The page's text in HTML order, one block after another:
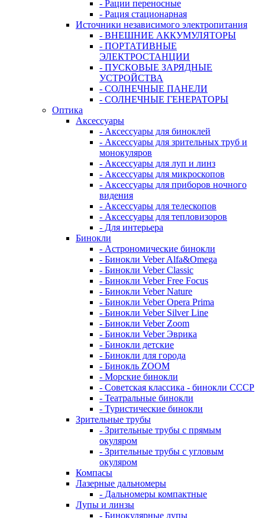
- Рации переносные
- Рация стационарная
Источники независимого электропитания
- ВНЕШНИЕ АККУМУЛЯТОРЫ
- ПОРТАТИВНЫЕ
ЭЛЕКТРОСТАНЦИИ
- ПУСКОВЫЕ ЗАРЯДНЫЕ
УСТРОЙСТВА
- СОЛНЕЧНЫЕ ПАНЕЛИ
- СОЛНЕЧНЫЕ ГЕНЕРАТОРЫ
Оптика
Аксессуары
- Аксессуары для биноклей
- Аксессуары для зрительных труб и
монокуляров
- Аксессуары для луп и линз
- Аксессуары для микроскопов
- Аксессуары для приборов ночного
видения
- Аксессуары для телескопов
- Аксессуары для тепловизоров
- Для интерьера
Бинокли
- Астрономические бинокли
- Бинокли Veber Alfa&Omega
- Бинокли Veber Classic
- Бинокли Veber Free Focus
- Бинокли Veber Nature
- Бинокли Veber Opera Prima
- Бинокли Veber Silver Line
- Бинокли Veber Zoom
- Бинокли Veber Эврика
- Бинокли детские
- Бинокли для города
- Бинокль ZOOM
- Морские бинокли
- Советская классика - бинокли СССР
- Театральные бинокли
- Туристические бинокли
Зрительные трубы
- Зрительные трубы с прямым
окуляром
- Зрительные трубы с угловым
окуляром
Компасы
Лазерные дальномеры
- Дальномеры компактные
Лупы и линзы
- Бинокулярные лупы